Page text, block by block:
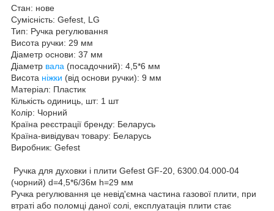
Стан: нове
Сумісність: Gefest, LG
Тип: Ручка регулювання
Висота ручки: 29 мм
Діаметр основи: 37 мм
Діаметр вала (посадочний): 4,5*6 мм
Висота ніжки (від основи ручки): 9 мм
Матеріал: Пластик
Кількість одиниць, шт: 1 шт
Колір: Чорний
Країна реєстрації бренду: Беларусь
Країна-вивідувач товару: Беларусь
Виробник: Gefest
Ручка для духовки і плити Gefest GF-20, 6300.04.000-04
(чорний) d=4,5*6/36м h=29 мм
Ручка регулювання це невід'ємна частина газової плити, при
втраті або поломці даної солі, експлуатація плити стає